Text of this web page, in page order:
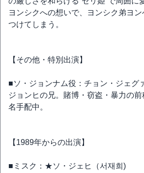
ヨンシクへの想いで、ヨンシク弟ヨ
つけてしまう。
【その他・特別出演】
■ソ・ジョンナム役：チョン・ジェグ
ジョンヒの兄。賭博・窃盗・暴力の
名手配中。
【1989年からの出演】
■ミスク：★ソ・ジェヒ（서재희)